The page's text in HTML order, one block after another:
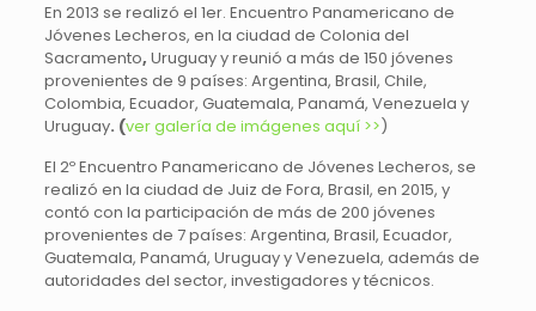
En 2013 se realizó el 1er. Encuentro Panamericano de
Jóvenes Lecheros, en la ciudad de Colonia del
Sacramento, Uruguay y reunió a más de 150 jóvenes
provenientes de 9 países: Argentina, Brasil, Chile,
Colombia, Ecuador, Guatemala, Panamá, Venezuela y
Uruguay. (ver galería de imágenes aquí >>)
El 2º Encuentro Panamericano de Jóvenes Lecheros, se
realizó en la ciudad de Juiz de Fora, Brasil, en 2015, y
contó con la participación de más de 200 jóvenes
provenientes de 7 países: Argentina, Brasil, Ecuador,
Guatemala, Panamá, Uruguay y Venezuela, además de
autoridades del sector, investigadores y técnicos.